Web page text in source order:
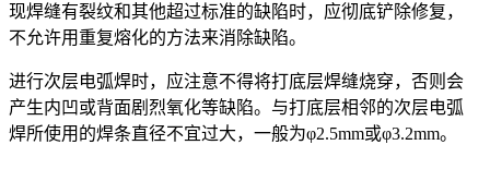
现焊缝有裂纹和其他超过标准的缺陷时，应彻底铲除修复，
不允许用重复熔化的方法来消除缺陷。
进行次层电弧焊时，应注意不得将打底层焊缝烧穿，否则会
产生内凹或背面剧烈氧化等缺陷。与打底层相邻的次层电弧
焊所使用的焊条直径不宜过大，一般为φ2.5mm或φ3.2mm。